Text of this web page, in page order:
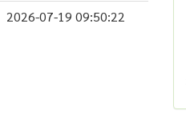
2026-07-19 09:50:22